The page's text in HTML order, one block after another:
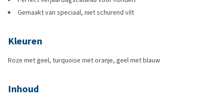
Gemaakt van speciaal, niet schurend vilt
Kleuren
Roze met geel, turquoise met oranje, geel met blauw
Inhoud